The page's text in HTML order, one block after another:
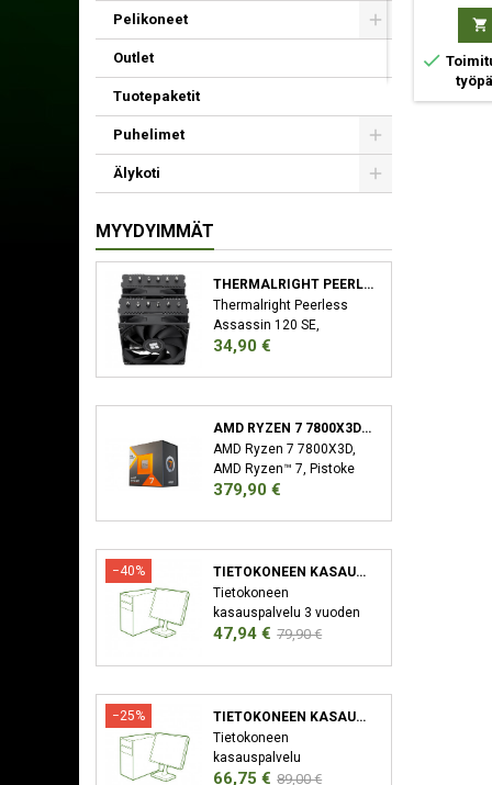
Pelikoneet
Outlet
Tuotepaketit
Puhelimet
Älykoti
MYYDYIMMÄT
THERMALRIGHT PEERLESS ASSASSIN 120 SE SUORITIN JÄÄHDYTYSLEVY/JÄÄHDYTIN 12 CM MUSTA
Thermalright Peerless
Assassin 120 SE,
Jäähdytyslevy/jäähdytin,
Hinta
34,90 €
AMD RYZEN 7 7800X3D SUORITIN 4,2 GHZ 96 MB L3 LAATIKKO
AMD Ryzen 7 7800X3D,
AMD Ryzen™ 7, Pistoke
AM5, 5 nm, AMD,
Hinta
379,90 €
−40%
TIETOKONEEN KASAUSPALVELU
Tietokoneen
kasauspalvelu 3 vuoden
takuu XMP/EXPO
Hinta
47,94 € Normaali
79,90 €
−25%
TIETOKONEEN KASAUSPALVELU SEKÄ KÄYTTÖJÄRJESTELMÄN ASENNUS
Tietokoneen
kasauspalvelu
Käyttöjärjestelmän
Hinta
66,75 € Normaali
89,00 €
Osta
Toimitusarvio 6-10
työpäivää

